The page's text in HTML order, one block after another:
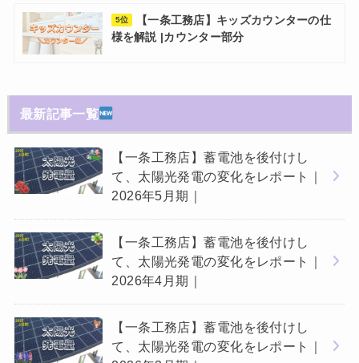
5位
【一条工務店】キッズカウンターの仕
様を解説 |カウンター部分
最新記事一覧
【一条工務店】蓄電池を後付けし
て、太陽光発電の変化をレポート｜
2026年5月期｜
【一条工務店】蓄電池を後付けし
て、太陽光発電の変化をレポート｜
2026年4月期｜
【一条工務店】蓄電池を後付けし
て、太陽光発電の変化をレポート｜